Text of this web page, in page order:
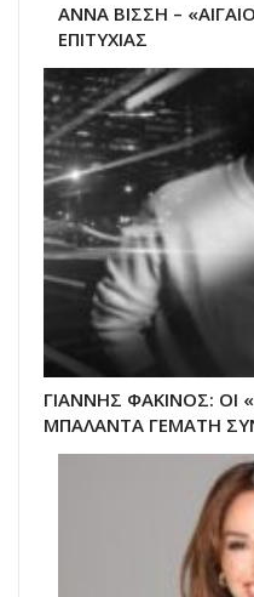
ΑΝΝΑ ΒΙΣΣΗ –
ΕΠΙΤΥΧΙΑΣ
ΓΙΑΝΝΗΣ ΦΑΚΙΝΟΣ: ΟΙ
ΜΠΑΛΑΝΤΑ ΓΕΜΑΤΗ